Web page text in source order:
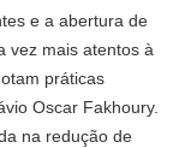
e a abertura de
vez mais atentos à
práticas
Oscar Fakhoury.
na redução de